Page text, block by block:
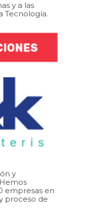
y a las
Tecnología.
y
empresas en
proceso de